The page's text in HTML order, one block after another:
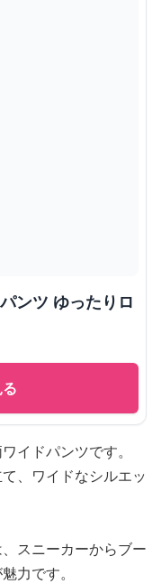
ンツ ゆったりロ
イドパンツです。
、ワイドなシルエッ
スニーカーからブー
力です。